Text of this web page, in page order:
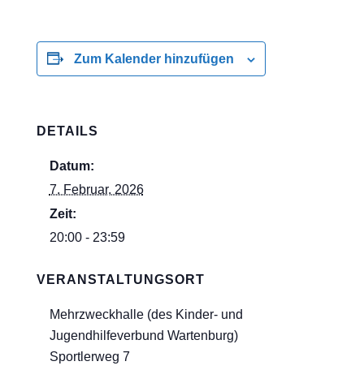
Zum Kalender hinzufügen
DETAILS
Datum:
7. Februar, 2026
Zeit:
20:00 - 23:59
VERANSTALTUNGSORT
Mehrzweckhalle (des Kinder- und
Jugendhilfeverbund Wartenburg)
Sportlerweg 7